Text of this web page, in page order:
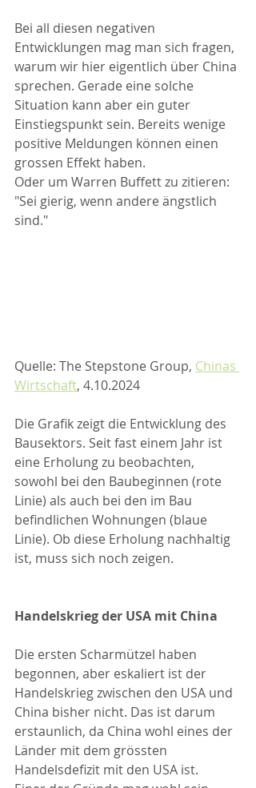
Bei all diesen negativen
Entwicklungen mag man sich fragen,
warum wir hier eigentlich über China
sprechen. Gerade eine solche
Situation kann aber ein guter
Einstiegspunkt sein. Bereits wenige
positive Meldungen können einen
grossen Effekt haben.
Oder um Warren Buffett zu zitieren:
"Sei gierig, wenn andere ängstlich
sind."
Quelle: The Stepstone Group, Chinas
Wirtschaft, 4.10.2024
Die Grafik zeigt die Entwicklung des
Bausektors. Seit fast einem Jahr ist
eine Erholung zu beobachten,
sowohl bei den Baubeginnen (rote
Linie) als auch bei den im Bau
befindlichen Wohnungen (blaue
Linie). Ob diese Erholung nachhaltig
ist, muss sich noch zeigen.
Handelskrieg der USA mit China
Die ersten Scharmützel haben
begonnen, aber eskaliert ist der
Handelskrieg zwischen den USA und
China bisher nicht. Das ist darum
erstaunlich, da China wohl eines der
Länder mit dem grössten
Handelsdefizit mit den USA ist.